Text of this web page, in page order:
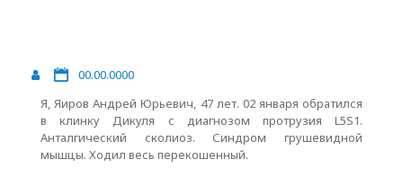
00.00.0000
Я, Яиров Андрей Юрьевич, 47 лет. 02 января обратился
в клинку Дикуля с диагнозом протрузия L5S1.
Анталгический сколиоз. Синдром грушевидной
мышцы. Ходил весь перекошенный.